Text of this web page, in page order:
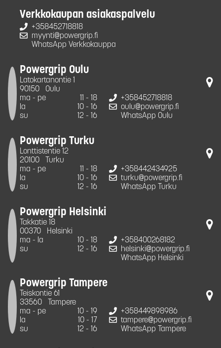
Verkkokaupan asiakaspalvelu
+358452718818
myynti@powergrip.fi
WhatsApp Verkkokauppa
Powergrip Oulu
Latokartanontie 1
90150
Oulu
ma - pe
11 - 18
la
10 - 16
su
12 - 16
+358452718818
oulu@powergrip.fi
WhatsApp Oulu
Powergrip Turku
Lonttistentie 12
20100
Turku
ma - pe
11 - 18
la
10 - 16
su
12 - 16
+358442434925
turku@powergrip.fi
WhatsApp Turku
Powergrip Helsinki
Takkatie 18
00370
Helsinki
ma - la
10 - 18
su
12 - 16
+358400268182
helsinki@powergrip.fi
WhatsApp Helsinki
Powergrip Tampere
Teiskontie 61
33560
Tampere
ma - pe
10 - 19
la
10 - 17
su
12 - 16
+358449898986
tampere@powergrip.fi
WhatsApp Tampere